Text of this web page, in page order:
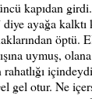
kapıdan girdi.
ayağa kalktı
öptü.
uymuş,
gel otur. Ne